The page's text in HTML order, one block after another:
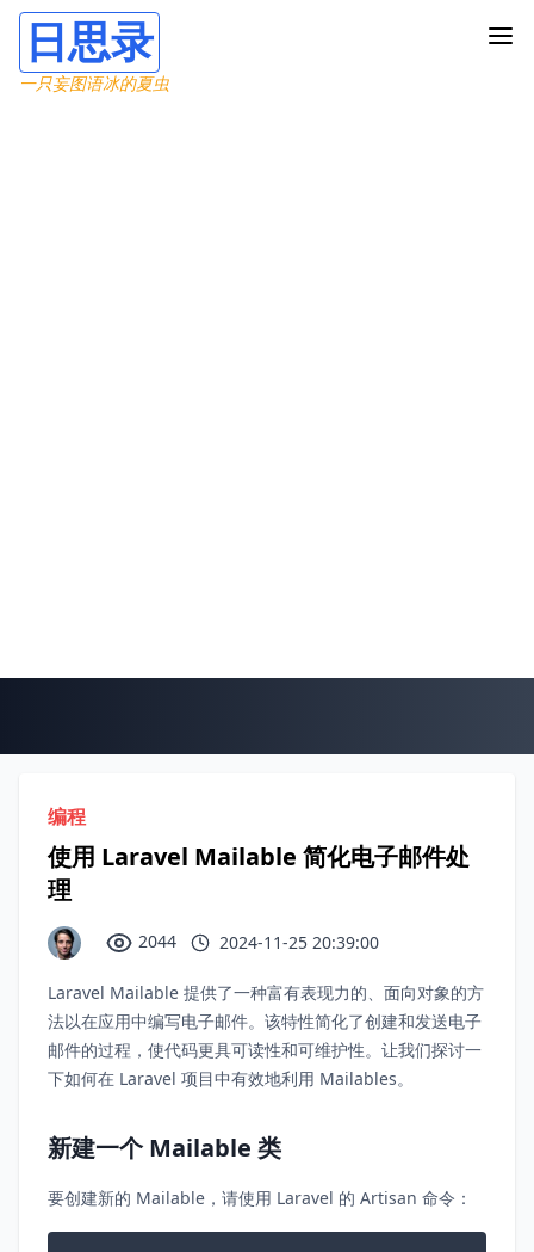
日思录
一只妄图语冰的夏虫
编程
使用 Laravel Mailable 简化电子邮件处
理
2044 2024-11-25 20:39:00
Laravel Mailable 提供了一种富有表现力的、面向对象的方
法以在应用中编写电子邮件。该特性简化了创建和发送电子
邮件的过程，使代码更具可读性和可维护性。让我们探讨一
下如何在 Laravel 项目中有效地利用 Mailables。
新建一个 Mailable 类
要创建新的 Mailable，请使用 Laravel 的 Artisan 命令：